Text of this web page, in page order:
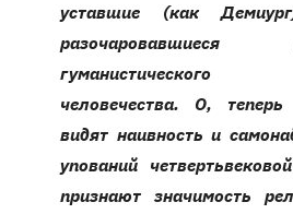
уставшие (как
разочаровавшиеся
гуманистического
человечества. О,
видят наивность и
упований
признают значимость